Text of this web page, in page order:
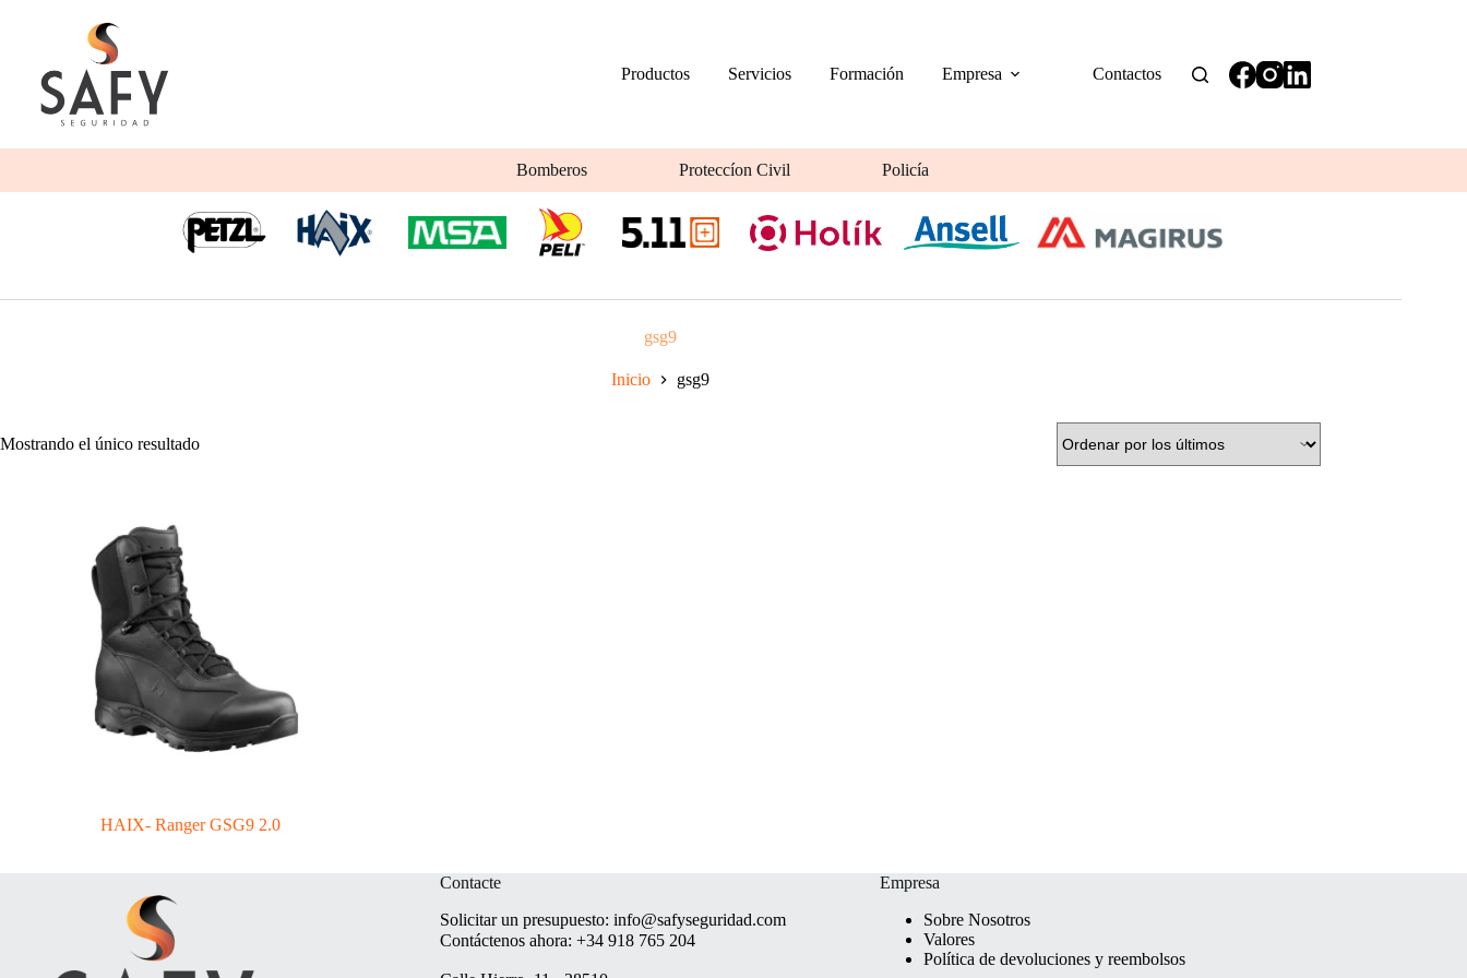
Productos
Servicios Formación Empresa Contactos
Bomberos Proteccíon Civil Policía
gsg9
Inicio gsg9
Mostrando el único resultado
HAIX- Ranger GSG9 2.0
Contacte
Solicitar un presupuesto:info@safyseguridad.com
Contáctenos ahora:+34 918 765 204
Empresa
Sobre Nosotros
Valores
Política de devoluciones y reembolsos